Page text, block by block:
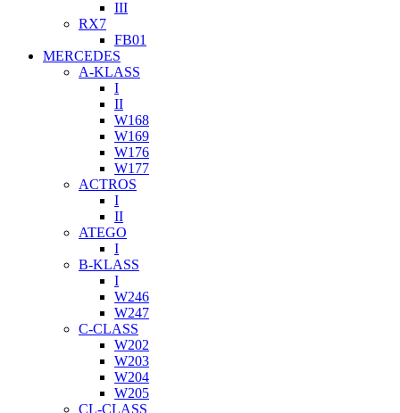
III
RX7
FB01
MERCEDES
A-KLASS
I
II
W168
W169
W176
W177
ACTROS
I
II
ATEGO
I
B-KLASS
I
W246
W247
C-CLASS
W202
W203
W204
W205
CL-CLASS